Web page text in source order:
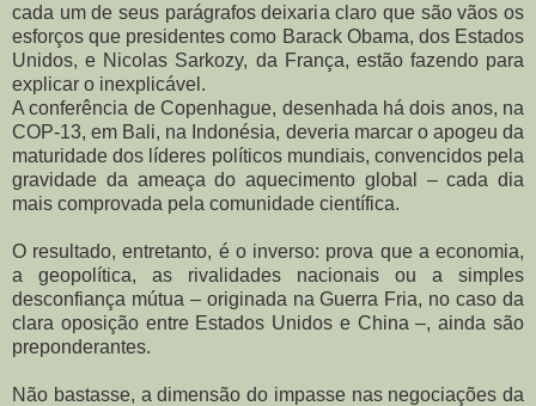
cada um de seus parágrafos deixaria claro que são vãos os
esforços que presidentes como Barack Obama, dos Estados
Unidos, e Nicolas Sarkozy, da França, estão fazendo para
explicar o inexplicável.
A conferência de Copenhague, desenhada há dois anos, na
COP-13, em Bali, na Indonésia, deveria marcar o apogeu da
maturidade dos líderes políticos mundiais, convencidos pela
gravidade da ameaça do aquecimento global – cada dia
mais comprovada pela comunidade científica.
O resultado, entretanto, é o inverso: prova que a economia,
a geopolítica, as rivalidades nacionais ou a simples
desconfiança mútua – originada na Guerra Fria, no caso da
clara oposição entre Estados Unidos e China –, ainda são
preponderantes.
Não bastasse, a dimensão do impasse nas negociações da